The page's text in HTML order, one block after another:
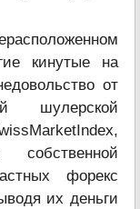
кинутые на
от
шулерской
форекс
их деньги